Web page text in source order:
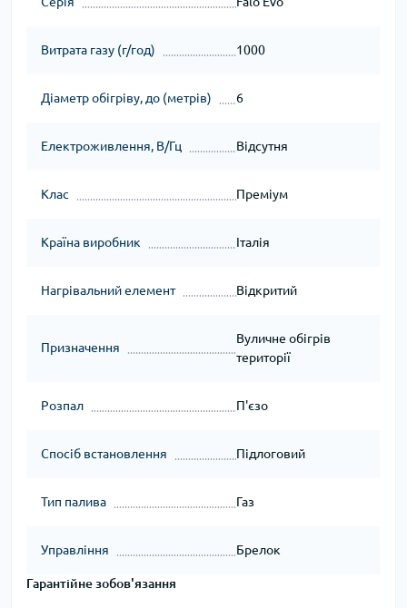
Витрата газу (г/год) 1000
Діаметр обігріву, до (метрів) 6
Електроживлення, В/Гц Відсутня
Клас Преміум
Країна виробник Італія
Нагрівальний елемент Відкритий
Призначення
Вуличне обігрів
території
Розпал П'єзо
Спосіб встановлення Підлоговий
Тип палива Газ
Управління Брелок
Гарантійне зобов'язання